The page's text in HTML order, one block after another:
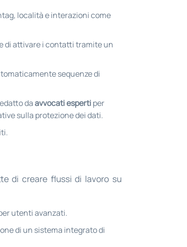
località e interazioni come
di attivare i contatti tramite un
sequenze di
daavvocati esperti per
sulla protezione dei dati.
di creare flussi di lavoro su
utenti avanzati.
di un sistema integrato di